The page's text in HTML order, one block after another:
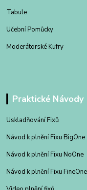
Tabule
Učební Pomůcky
Moderátorské Kufry
Praktické Návody
Uskladňování Fixů
Návod k plnění Fixu BigOne
Návod k plnění Fixu NoOne
Návod k plnění Fixu FineOne